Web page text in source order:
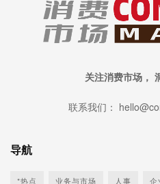
关注消费市场，
联系我们：
导航
*热点 业务与市场 人事 企